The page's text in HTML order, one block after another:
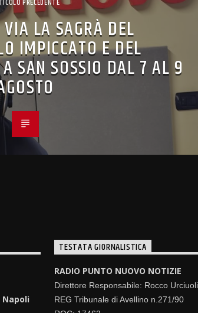
PRECEDENTE
LA SAGRÀ DEL
IMPICCATO E DEL
SAN SOSSIO DAL 7 AL 9
Napoli
TESTATA GIORNALISTICA
RADIO PUNTO NUOVO NOTIZIE
Direttore Responsabile: Rocco Urciuoli
REG Tribunale di Avellino n.271/90